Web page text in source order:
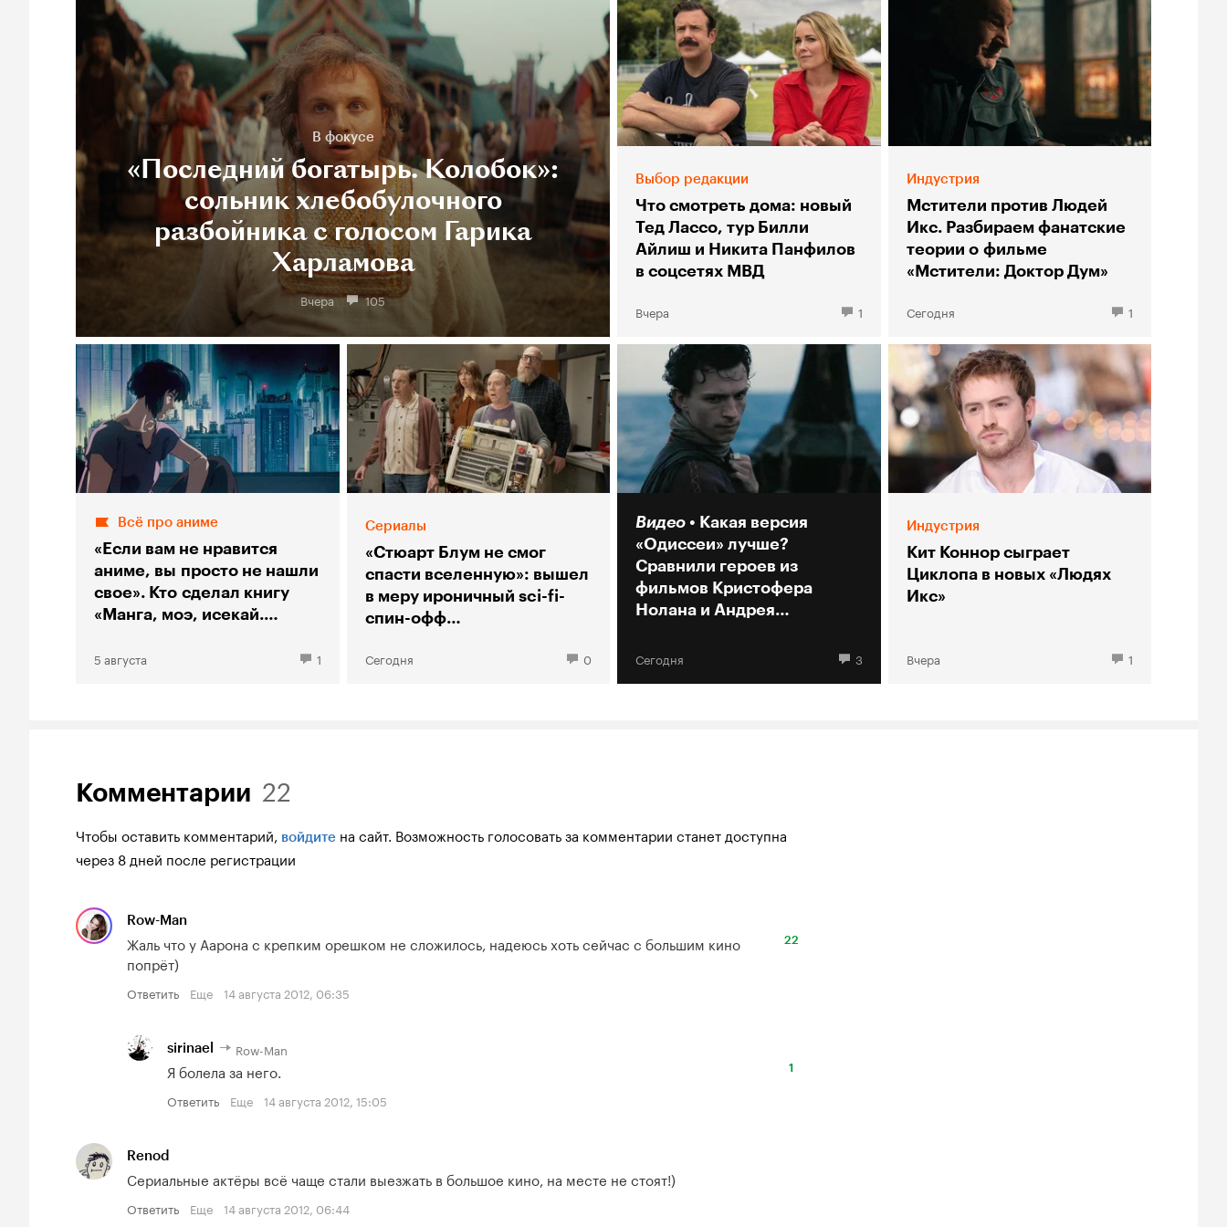
В фокусе
«Последний богатырь. Колобок»:
сольник хлебобулочного
разбойника с голосом Гарика
Харламова
Вчера 105
Выбор редакции
Что смотреть дома: новый
Тед Лассо, тур Билли
Айлиш и Никита Панфилов
в соцсетях МВД
Вчера 1
Индустрия
Мстители против Людей
Икс. Разбираем фанатские
теории о фильме
«Мстители: Доктор Дум»
Сегодня 1
Всё про аниме
«Если вам не нравится
аниме, вы просто не нашли
свое». Кто сделал книгу
«Манга, моэ, исекай.
5 августа 1
Сериалы
«Стюарт Блум не смог
спасти вселенную»: вышел
в меру ироничный sci-fi-
спин-офф
Сегодня 0
Видео
Какая версия
«Одиссеи» лучше?
Сравнили героев из
фильмов Кристофера
Нолана и Андрея
Сегодня 3
Индустрия
Кит Коннор сыграет
Циклопа в новых «Людях
Икс»
Вчера 1
Комментарии 22
Чтобы оставить комментарий, войдите на сайт. Возможность голосовать за комментарии станет доступна
через 8 дней после регистрации
Row-Man
Жаль что у Аарона с крепким орешком не сложилось, надеюсь хоть сейчас с большим кино
попрёт)
Ответить Еще 14 августа 2012, 06:35
22
sirinael Row-Man
Я болела за него.
Ответить Еще 14 августа 2012, 15:05
1
Renod
Сериальные актёры всё чаще стали выезжать в большое кино, на месте не стоят!)
Ответить Еще 14 августа 2012, 06:44